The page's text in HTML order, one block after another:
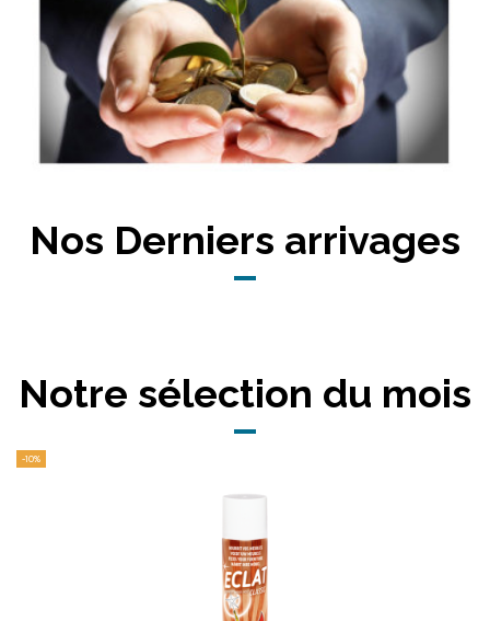
Nos Derniers arrivages
Notre sélection du mois
-10%